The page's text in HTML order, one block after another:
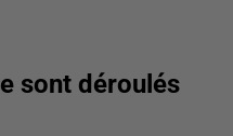
sont déroulés